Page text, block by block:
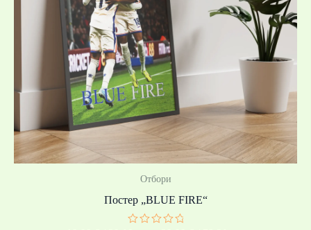
Отбори
Постер „BLUE FIRE“